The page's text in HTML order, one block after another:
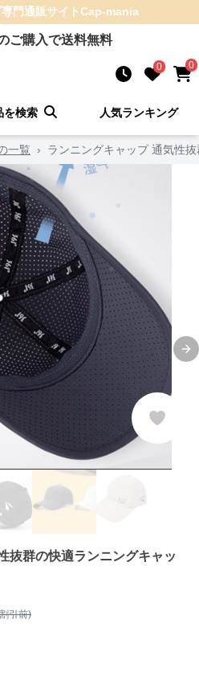
専門通販サイトCap-mania
ご購入で送料無料
0 0
を検索 人気ランキング
一覧 › ランニングキャップ 通気性
抜群の快適ランニングキャッ
引前)